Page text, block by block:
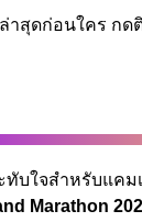
สุดก่อนใคร กดติ
ทับใจสำหรับแค
Marathon